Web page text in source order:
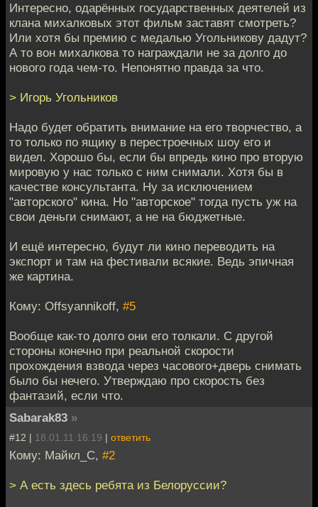
Интересно, одарённых государственных деятелей из
клана михалковых этот фильм заставят смотреть?
Или хотя бы премию с медалью Угольникову дадут?
А то вон михалкова то награждали не за долго до
нового года чем-то. Непонятно правда за что.
> Игорь Угольников
Надо будет обратить внимание на его творчество, а
то только по ящику в перестроечных шоу его и
видел. Хорошо бы, если бы впредь кино про вторую
мировую у нас только с ним снимали. Хотя бы в
качестве консультанта. Ну за исключением
"авторского" кина. Но "авторское" тогда пусть уж на
свои деньги снимают, а не на бюджетные.
И ещё интересно, будут ли кино переводить на
экспорт и там на фестивали всякие. Ведь эпичная
же картина.
Кому: Offsyannikoff, #5
Вообще как-то долго они его толкали. С другой
стороны конечно при реальной скорости
прохождения взвода через часового+дверь снимать
было бы нечего. Утверждаю про скорость без
фантазий, если что.
Sabarak83 »
#12 | 18.01.11 16:19 | ответить
Кому: Майкл_С, #2
> А есть здесь ребята из Белоруссии?